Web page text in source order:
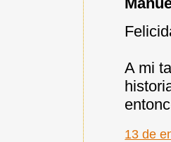
A mi
13 de